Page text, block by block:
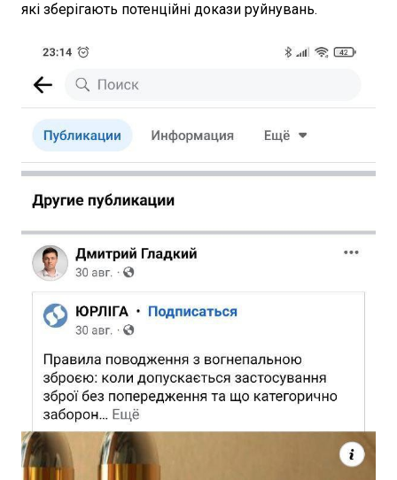
які зберігають потенційні докази руйнувань.